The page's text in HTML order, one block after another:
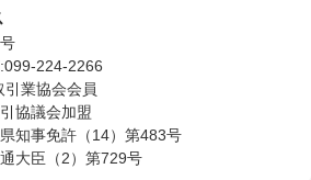
224-2266
業協会会員
協議会加盟
知事免許（14）第483号
大臣（2）第729号